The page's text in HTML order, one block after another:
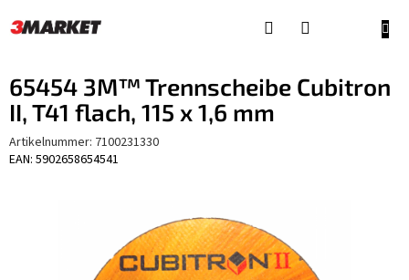
Inhalt
65454 3M™ Trennscheibe Cubitron
II, T41 flach, 115 x 1,6 mm
Artikelnummer: 7100231330
EAN: 5902658654541